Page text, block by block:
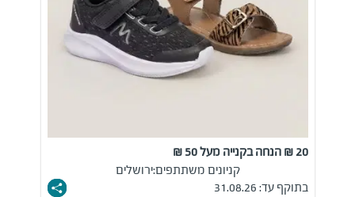
20 ₪ הנחה בקנייה מעל 50 ₪
קניונים משתתפים:ירושלים
בתוקף עד: 31.08.26